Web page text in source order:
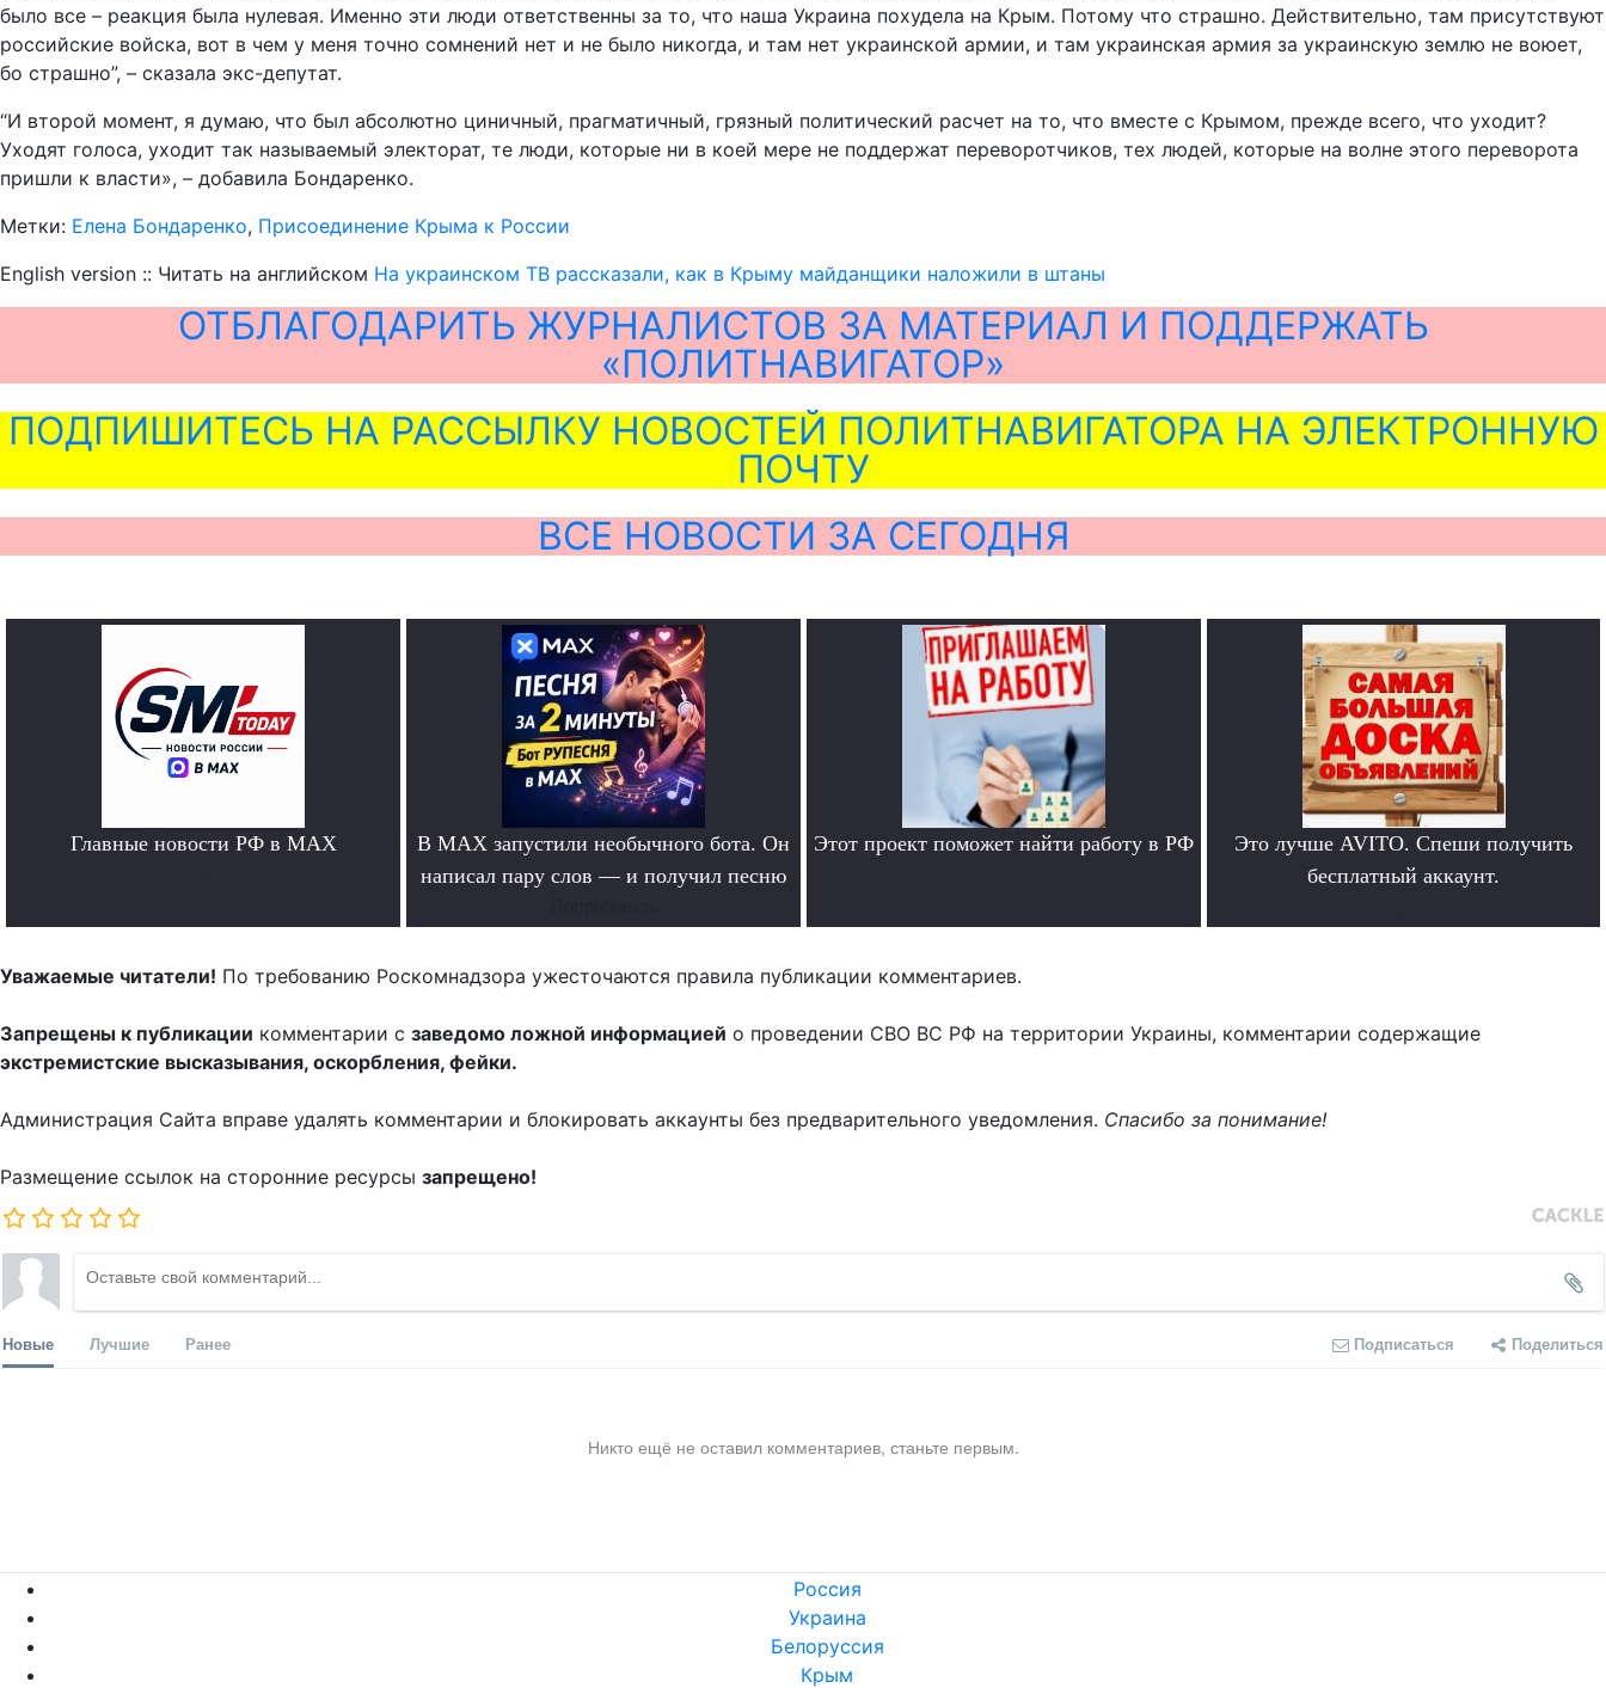
было все – реакция была нулевая. Именно эти люди ответственны за то, что наша Украина похудела на Крым. Потому что страшно. Действительно, там присутствуют
российские войска, вот в чем у меня точно сомнений нет и не было никогда, и там нет украинской армии, и там украинская армия за украинскую землю не воюет,
бо страшно”, – сказала экс-депутат.
“И второй момент, я думаю, что был абсолютно циничный, прагматичный, грязный политический расчет на то, что вместе с Крымом, прежде всего, что уходит?
Уходят голоса, уходит так называемый электорат, те люди, которые ни в коей мере не поддержат переворотчиков, тех людей, которые на волне этого переворота
пришли к власти», – добавила Бондаренко.
Метки: Елена Бондаренко, Присоединение Крыма к России
English version :: Читать на английском На украинском ТВ рассказали, как в Крыму майданщики наложили в штаны
ОТБЛАГОДАРИТЬ ЖУРНАЛИСТОВ ЗА МАТЕРИАЛ И ПОДДЕРЖАТЬ
«ПОЛИТНАВИГАТОР»
ПОДПИШИТЕСЬ НА РАССЫЛКУ НОВОСТЕЙ ПОЛИТНАВИГАТОРА НА ЭЛЕКТРОННУЮ
ПОЧТУ
ВСЕ НОВОСТИ ЗА СЕГОДНЯ
Главные новости РФ в MAX
В MAX запустили необычного бота. Он
написал пару слов — и получил песню
Этот проект поможет найти работу в РФ
Это лучше AVITO. Спеши получить
бесплатный аккаунт.
Уважаемые читатели! По требованию Роскомнадзора ужесточаются правила публикации комментариев.
Запрещены к публикации комментарии с заведомо ложной информацией о проведении СВО ВС РФ на территории Украины, комментарии содержащие
экстремистские высказывания, оскорбления, фейки.
Администрация Сайта вправе удалять комментарии и блокировать аккаунты без предварительного уведомления. Спасибо за понимание!
Размещение ссылок на сторонние ресурсы запрещено!
Новые Лучшие Ранее Подписаться Поделиться
Никто ещё не оставил комментариев, станьте первым.
Россия
Украина
Белоруссия
Крым